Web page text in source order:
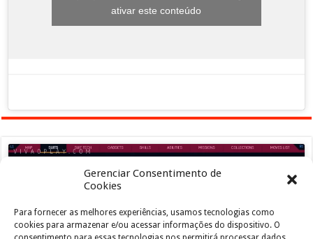
Gerenciar Consentimento de
Cookies
Para fornecer as melhores experiências, usamos tecnologias como
cookies para armazenar e/ou acessar informações do dispositivo. O
ativar este conteúdo
Clique para aceitar os cookies marketing e
ativar este conteúdo